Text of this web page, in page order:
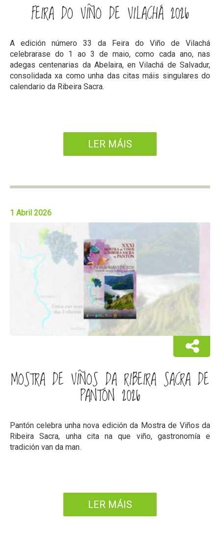
FEIRA DO VIÑO DE VILACHÁ 2026
A edición número 33 da Feira do Viño de Vilachá
celebrarase do 1 ao 3 de maio, como cada ano, nas
adegas centenarias da Abelaira, en Vilachá de Salvadur,
consolidada xa como unha das citas máis singulares do
calendario da Ribeira Sacra.
LER MÁIS
1 Abril 2026
MOSTRA DE VIÑOS DA RIBEIRA SACRA DE
PANTÓN 2026
Pantón celebra unha nova edición da Mostra de Viños da
Ribeira Sacra, unha cita na que viño, gastronomía e
tradición van da man.
LER MÁIS